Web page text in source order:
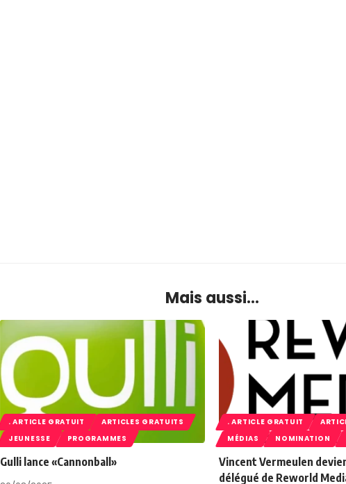
Mais aussi...
. ARTICLE GRATUIT
ARTICLES GRATUITS
JEUNESSE
PROGRAMMES
Gulli lance «Cannonball»
. ARTICLE GRATUIT
MÉDIAS
NOMINATION
Vincent Vermeulen
délégué de Reworld